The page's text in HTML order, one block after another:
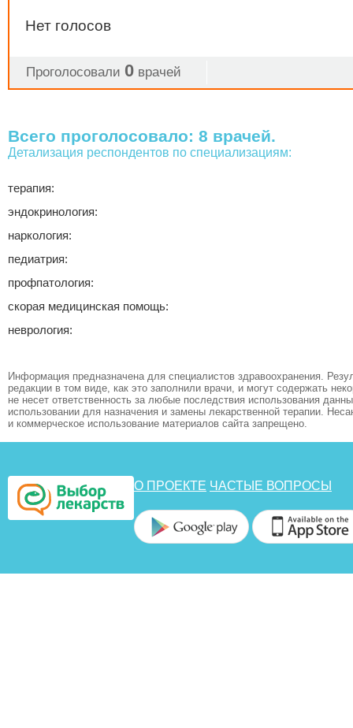
Нет голосов
Проголосовали 0 врачей
Всего проголосовало: 8 врачей.
Детализация респондентов по специализациям:
терапия:
эндокринология:
наркология:
педиатрия:
профпатология:
скорая медицинская помощь:
неврология:
Информация предназначена для специалистов здравоохранения.
редакции в том виде, как это заполнили врачи, и могут содержать
не несет ответственность за любые последствия использования
использовании для назначения и замены лекарственной терапии.
и коммерческое использование материалов сайта запрещено.
О ПРОЕКТЕ ЧАСТЫЕ ВОПРОСЫ